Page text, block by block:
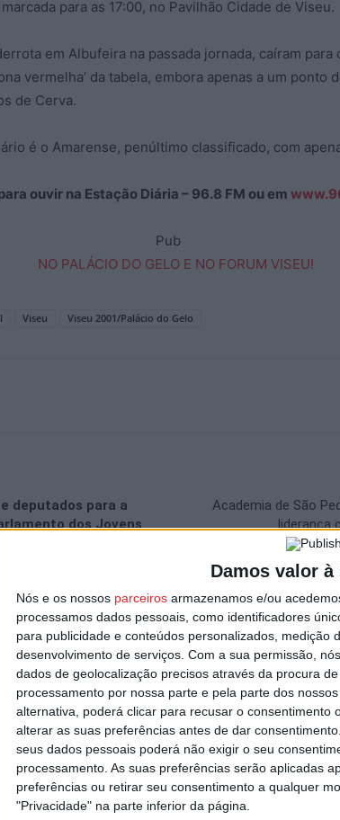
Damos valor
Nós e os nossos parceiros armazenamos e/ou
processamos dados pessoais, como identificadores
para publicidade e conteúdos personalizados,
desenvolvimento de serviços. Com a sua permissão,
dados de geolocalização precisos através da procura
processamento por nossa parte e pela parte dos
alternativa, poderá clicar para recusar o
alterar as suas preferências antes de dar consentimento.
seus dados pessoais poderá não exigir o seu
processamento. As suas preferências serão aplicadas
preferências ou retirar seu consentimento a qualquer
"Privacidade" na parte inferior da página.
para as 17:00, no Pavilhão Cidade de Viseu.
em Albufeira na passada jornada, caíram para
vermelha’ da tabela, embora apenas a um ponto
de Cerva.
é o Amarense, penúltimo classificado, com
ouvir na Estação Diária – 96.8 FM ou em
Pub
Viseu Viseu 2001/Palácio do Gelo
deputados para a
dos Jovens
Academia de São
liderança
Mais do autor
o segundo distrito do país com